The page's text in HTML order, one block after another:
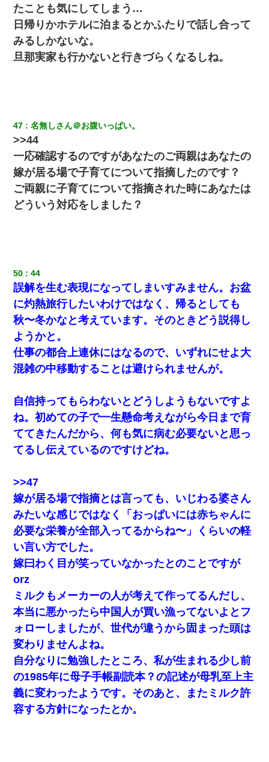
生保レディと行為する為に駆け引きしてみた結果ｗｗｗｗｗｗｗ
ｗｗｗｗｗ
彼女との行為を録画した結果→衝撃の事実が判明したｗｗｗｗｗ
ｗ
【悲報】お風呂で父親と姉が完全に行為してるんだが...
新卒の女性社員に1年半ストーカーされていた。俺「マジで怖い」
上司「話をしてみる」→女性社員「実は10数年前に…」
朝起きたら嫁がいなかった。俺（嫁も嫁実家も電話に出ない…不
安だ）→ 仕事を早退して帰宅すると、嫁と嫁両親と知らない男が
日曜日、会社の窓を見ると同僚の姿。俺（あれ？ディズニーシー
じゃ？）→俺電話「今何してんの？」同僚「シーで並んでるこ
と！」俺「会社にいない？」→次の瞬間、すごい鳥肌が立った
ホテルに泊まったんだけど従業員が最悪だった。折角の旅行で何
故私が怒鳴られなきゃいけなかったのだ
妻「ずっと好きだった人と一緒になりたいから、わかれてくださ
い」→離婚後、娘と実家で生活してると…
【衝撃】ヤンキー女に「サせて」って言った結果
宅飲みで女友達の乳を見てしまった・・・
せない
【GJ!】会社から帰宅中、広い駐車場にエンジンかけっ放しの車を
発見。しかも「ヒィ～」みたいな声も聞こえてきたので気になっ
て近寄ったら女の子がおっさんの下敷きになってた
日航機墜落事故の「ここからは日本語で大丈夫ですよ〜」の絶望
感がヤバイ・・・
【報告者がキチ】嫁「妊娠した」俺『それじゃあ皆に祝ってもら
おう』友人達を家に連れ帰ってホームパーティー→俺『皆に祝え
てもらえて良かったな！』→
嫁に不倫されたから嫁と不倫相手に1000万の慰謝料請求した
この母親は娘の黒歴史を掘り出さないと死ぬんか？ 死ぬんか？
中途採用のAが部長から呼び出された。Aはヘラヘラと部屋に入っ
ていき、1時間後に号泣しながら出てきて…
たことも気にしてしまう…
日帰りかホテルに泊まるとかふたりで話し合って
みるしかないな。
旦那実家も行かないと行きづらくなるしね。
47 名無しさん＠お腹いっぱい。
>>44
一応確認するのですがあなたのご両親はあなたの
嫁が居る場で子育てについて指摘したのです？
ご両親に子育てについて指摘された時にあなたは
どういう対応をしました？
50 44
誤解を生む表現になってしまいすみません。お盆
に灼熱旅行したいわけではなく、帰るとしても
秋〜冬かなと考えています。そのときどう説得し
ようかと。
仕事の都合上連休にはなるので、いずれにせよ大
混雑の中移動することは避けられませんが。
自信持ってもらわないとどうしようもないですよ
ね。初めての子で一生懸命考えながら今日まで育
ててきたんだから、何も気に病む必要ないと思っ
てるし伝えているのですけどね。
>>47
嫁が居る場で指摘とは言っても、いじわる婆さん
みたいな感じではなく「おっぱいには赤ちゃんに
必要な栄養が全部入ってるからね〜」くらいの軽
い言い方でした。
嫁曰わく目が笑っていなかったとのことですが
orz
ミルクもメーカーの人が考えて作ってるんだし、
本当に悪かったら中国人が買い漁ってないよとフ
ォローしましたが、世代が違うから固まった頭は
変わりませんよね。
自分なりに勉強したところ、私が生まれる少し前
の1985年に母子手帳副読本？の記述が母乳至上主
義に変わったようです。そのあと、またミルク許
容する方針になったとか。